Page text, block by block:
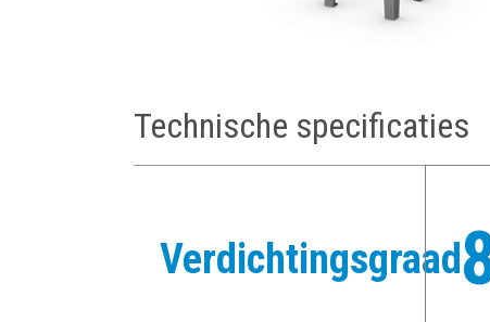
Technische specificaties
Verdichtingsgraad